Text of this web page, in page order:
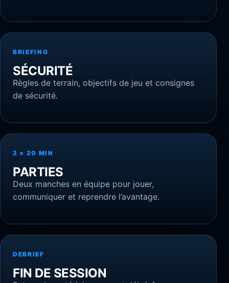
BRIEFING
SÉCURITÉ
Règles de terrain, objectifs de jeu et consignes
de sécurité.
2 × 20 MIN
PARTIES
Deux manches en équipe pour jouer,
communiquer et reprendre l’avantage.
DEBRIEF
FIN DE SESSION